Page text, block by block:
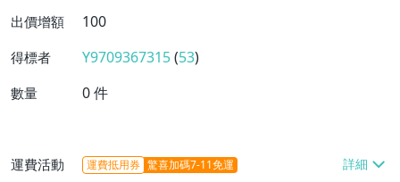
出價增額
100
得標者 Y9709367315(53)
數量 0件
運費活動 運費抵用券 驚喜加碼7-11免運